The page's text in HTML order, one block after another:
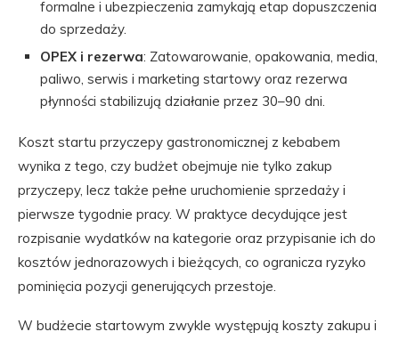
formalne i ubezpieczenia zamykają etap dopuszczenia
do sprzedaży.
OPEX i rezerwa: Zatowarowanie, opakowania, media,
paliwo, serwis i marketing startowy oraz rezerwa
płynności stabilizują działanie przez 30–90 dni.
Koszt startu przyczepy gastronomicznej z kebabem
wynika z tego, czy budżet obejmuje nie tylko zakup
przyczepy, lecz także pełne uruchomienie sprzedaży i
pierwsze tygodnie pracy. W praktyce decydujące jest
rozpisanie wydatków na kategorie oraz przypisanie ich do
kosztów jednorazowych i bieżących, co ogranicza ryzyko
pominięcia pozycji generujących przestoje.
W budżecie startowym zwykle występują koszty zakupu i